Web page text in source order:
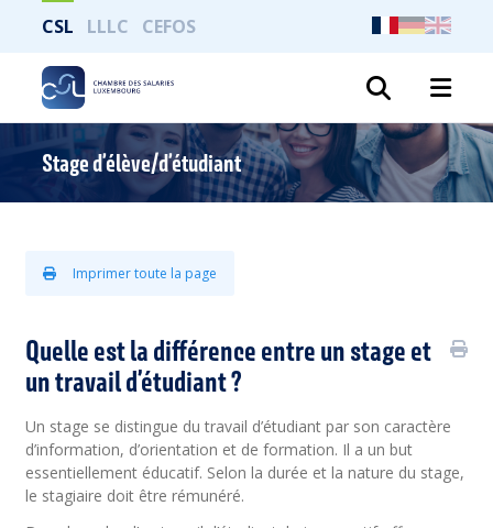
CSL LLLC CEFOS
Stage d’élève/d’étudiant
Imprimer toute la page
Quelle est la différence entre un stage et
un travail d’étudiant ?
Un stage se distingue du travail d’étudiant par son caractère
d’information, d’orientation et de formation. Il a un but
essentiellement éducatif. Selon la durée et la nature du stage,
le stagiaire doit être rémunéré.